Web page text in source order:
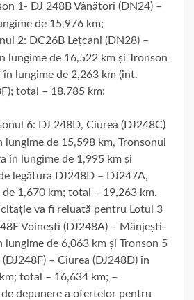
1- DJ 248B Vânători (DN24) –
de 15,976 km;
2: DC26B Lețcani (DN28) –
lungime de 16,522 km și Tronson
în lungime de 2,263 km (int.
total – 18,785 km;
6: DJ 248D, Ciurea (DJ248C)
lungime de 15,598 km, Tronsonul
în lungime de 1,995 km și
legătura DJ248D – DJ247A,
de 1,670 km; total – 19,263 km.
va fi reluată pentru Lotul 3
Voinești (DJ248A) – Mânjești-
lungime de 6,063 km și Tronson 5
– Ciurea (DJ248D) în
total – 16,634 km; –
depunere a ofertelor pentru